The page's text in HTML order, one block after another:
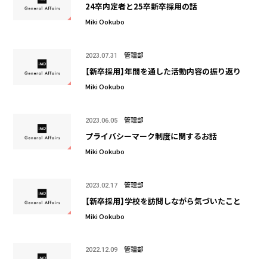
24卒内定者と25卒新卒採用の話
Miki Ookubo
2023.07.31 管理部
【新卒採用】年間を通した活動内容の振り返り
Miki Ookubo
2023.06.05 管理部
プライバシーマーク制度に関するお話
Miki Ookubo
2023.02.17 管理部
【新卒採用】学校を訪問しながら気づいたこと
Miki Ookubo
2022.12.09 管理部